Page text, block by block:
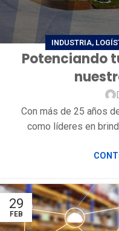
INDUSTRIA,
Potenciando
Con más de 25 años
como líderes en
29
FEB